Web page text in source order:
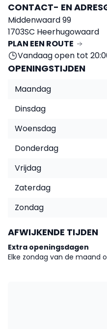
CONTACT- EN
Middenwaard 99
1703SC Heerhugowaard
PLAN EEN ROUTE
Vandaag open tot
OPENINGSTIJDEN
Maandag
Dinsdag
Woensdag
Donderdag
Vrijdag
Zaterdag
Zondag
AFWIJKENDE TIJDEN
Extra openingsdagen
Elke zondag van de maand